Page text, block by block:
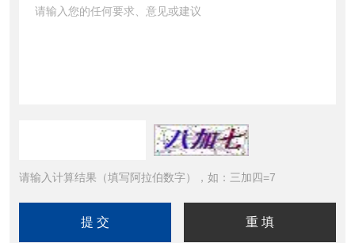
请输入计算结果（填写阿拉伯数字），如：三加四=7